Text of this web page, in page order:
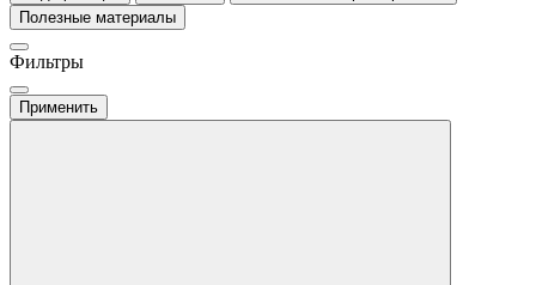
Полезные материалы
Фильтры
Применить